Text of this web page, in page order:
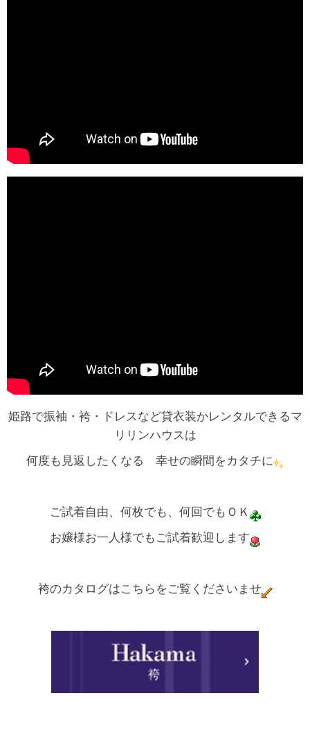
姫路で振袖・袴・ドレスなど貸衣装かレンタルできるマ
リリンハウスは
何度も見返したくなる 幸せの瞬間をカタチに
ご試着自由、何枚でも、何回でもＯＫ
お嬢様お一人様でもご試着歓迎します
袴のカタログはこちらをご覧くださいませ